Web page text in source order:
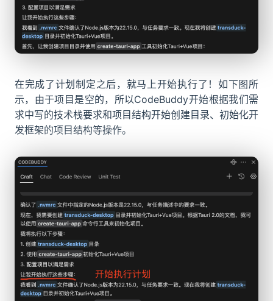
在完成了计划制定之后，就马上开始执行了！如下图所
示，由于项目是空的，所以CodeBuddy开始根据我们需
求中写的技术栈要求和项目结构开始创建目录、初始化开
发框架的项目结构等操作。